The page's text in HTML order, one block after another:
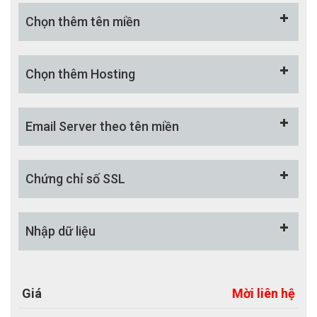
- Hệ thống quản trị đẹp mắt, thân thiện và dễ sử
+ CMS quản trị sản phẩm
+ Sửa nhanh/ Tạm ẩn/ Xóa/ Khôi phục sản
+ Công cụ quản lý đơn hàng
+ Công cụ quản lý khách hàng
+ Thuộc tính cho sản phẩm
+ Báo cáo / nhật ký hoạt động
Chọn thêm tên miền
Chọn thêm Hosting
Email Server theo tên miền
Chứng chỉ số SSL
Nhập dữ liệu
Giá
Mời liên hệ